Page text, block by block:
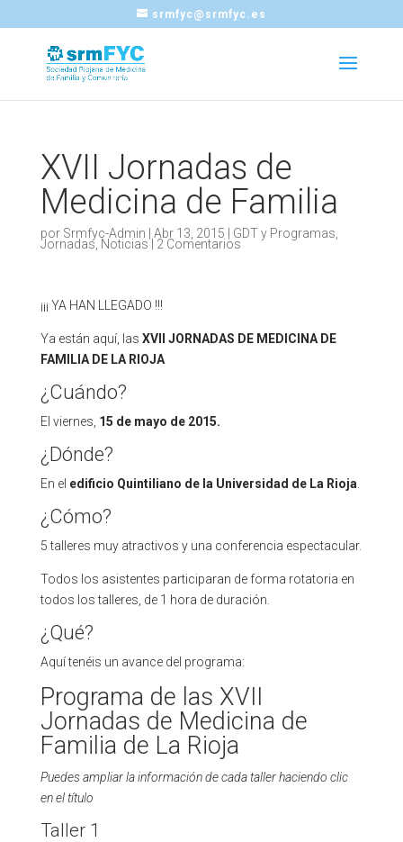
srmfyc@srmfyc.es
XVII Jornadas de
Medicina de Familia
por Srmfyc-Admin Abr 13, 2015 GDT y Programas
Jornadas, Noticias| 2 Comentarios
¡¡¡ YA HAN LLEGADO !!!
Ya están aquí, las XVII JORNADAS DE MEDICINA DE
FAMILIA DE LA RIOJA
¿Cuándo?
El viernes, 15 de mayo de 2015.
¿Dónde?
En el edificio Quintiliano de la Universidad de La Rioja
¿Cómo?
5 talleres muy atractivos y una conferencia espectacular.
Todos los asistentes participaran de forma rotatoria en
todos los talleres, de 1 hora de duración.
¿Qué?
Aquí tenéis un avance del programa:
Programa de las XVII
Jornadas de Medicina de
Familia de La Rioja
Puedes ampliar la información de cada taller haciendo clic
en el título
Taller 1